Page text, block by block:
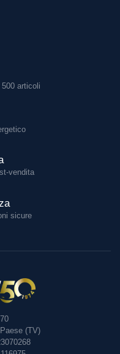
articoli
vendita
sicure
(TV)